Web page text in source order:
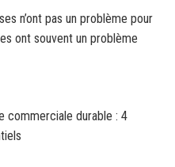
n’ont pas un problème pour
ont souvent un problème
commerciale durable : 4